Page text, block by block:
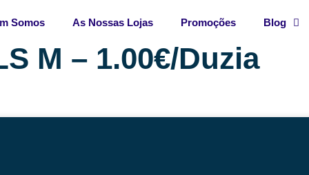
Somos As Nossas Lojas Promoções Blog
M – 1.00€/Duzia